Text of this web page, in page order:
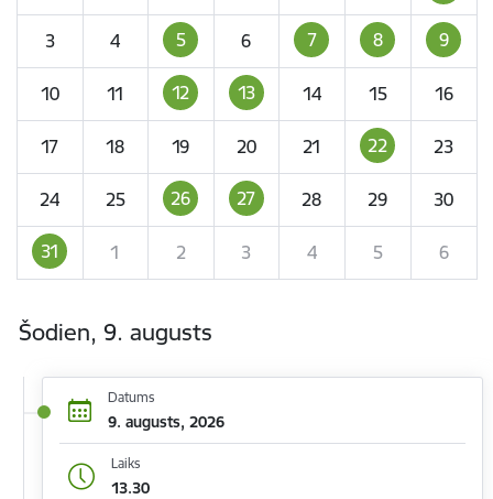
3 4 5 6 7 8 9
10 11 12 13 14 15 16
17 18 19 20 21 22 23
24 25 26 27 28 29 30
31 1 2 3 4 5 6
Šodien, 9. augusts
Datums
9. augusts, 2026
Laiks
13.30